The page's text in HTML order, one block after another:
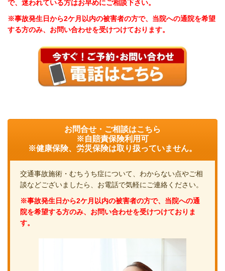
で、迷われている方はお早めにご相談下さい。
※事故発生日から2ケ月以内の被害者の方で、当院への通院を希望
する方のみ、お問い合わせを受けつけております。
お問合せ・ご相談はこちら
※自賠責保険利用可
※健康保険、労災保険は取り扱っていません。
交通事故施術・むちうち症について、わからない点やご相
談などございましたら、お電話で気軽にご連絡ください。
※事故発生日から2ケ月以内の被害者の方で、当院への通
院を希望する方のみ、お問い合わせを受けつけておりま
す。